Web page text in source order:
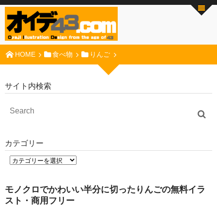
HOME 食べ物 りんご
サイト内検索
カテゴリー
モノクロでかわいい半分に切ったりんごの無料イラ
スト・商用フリー